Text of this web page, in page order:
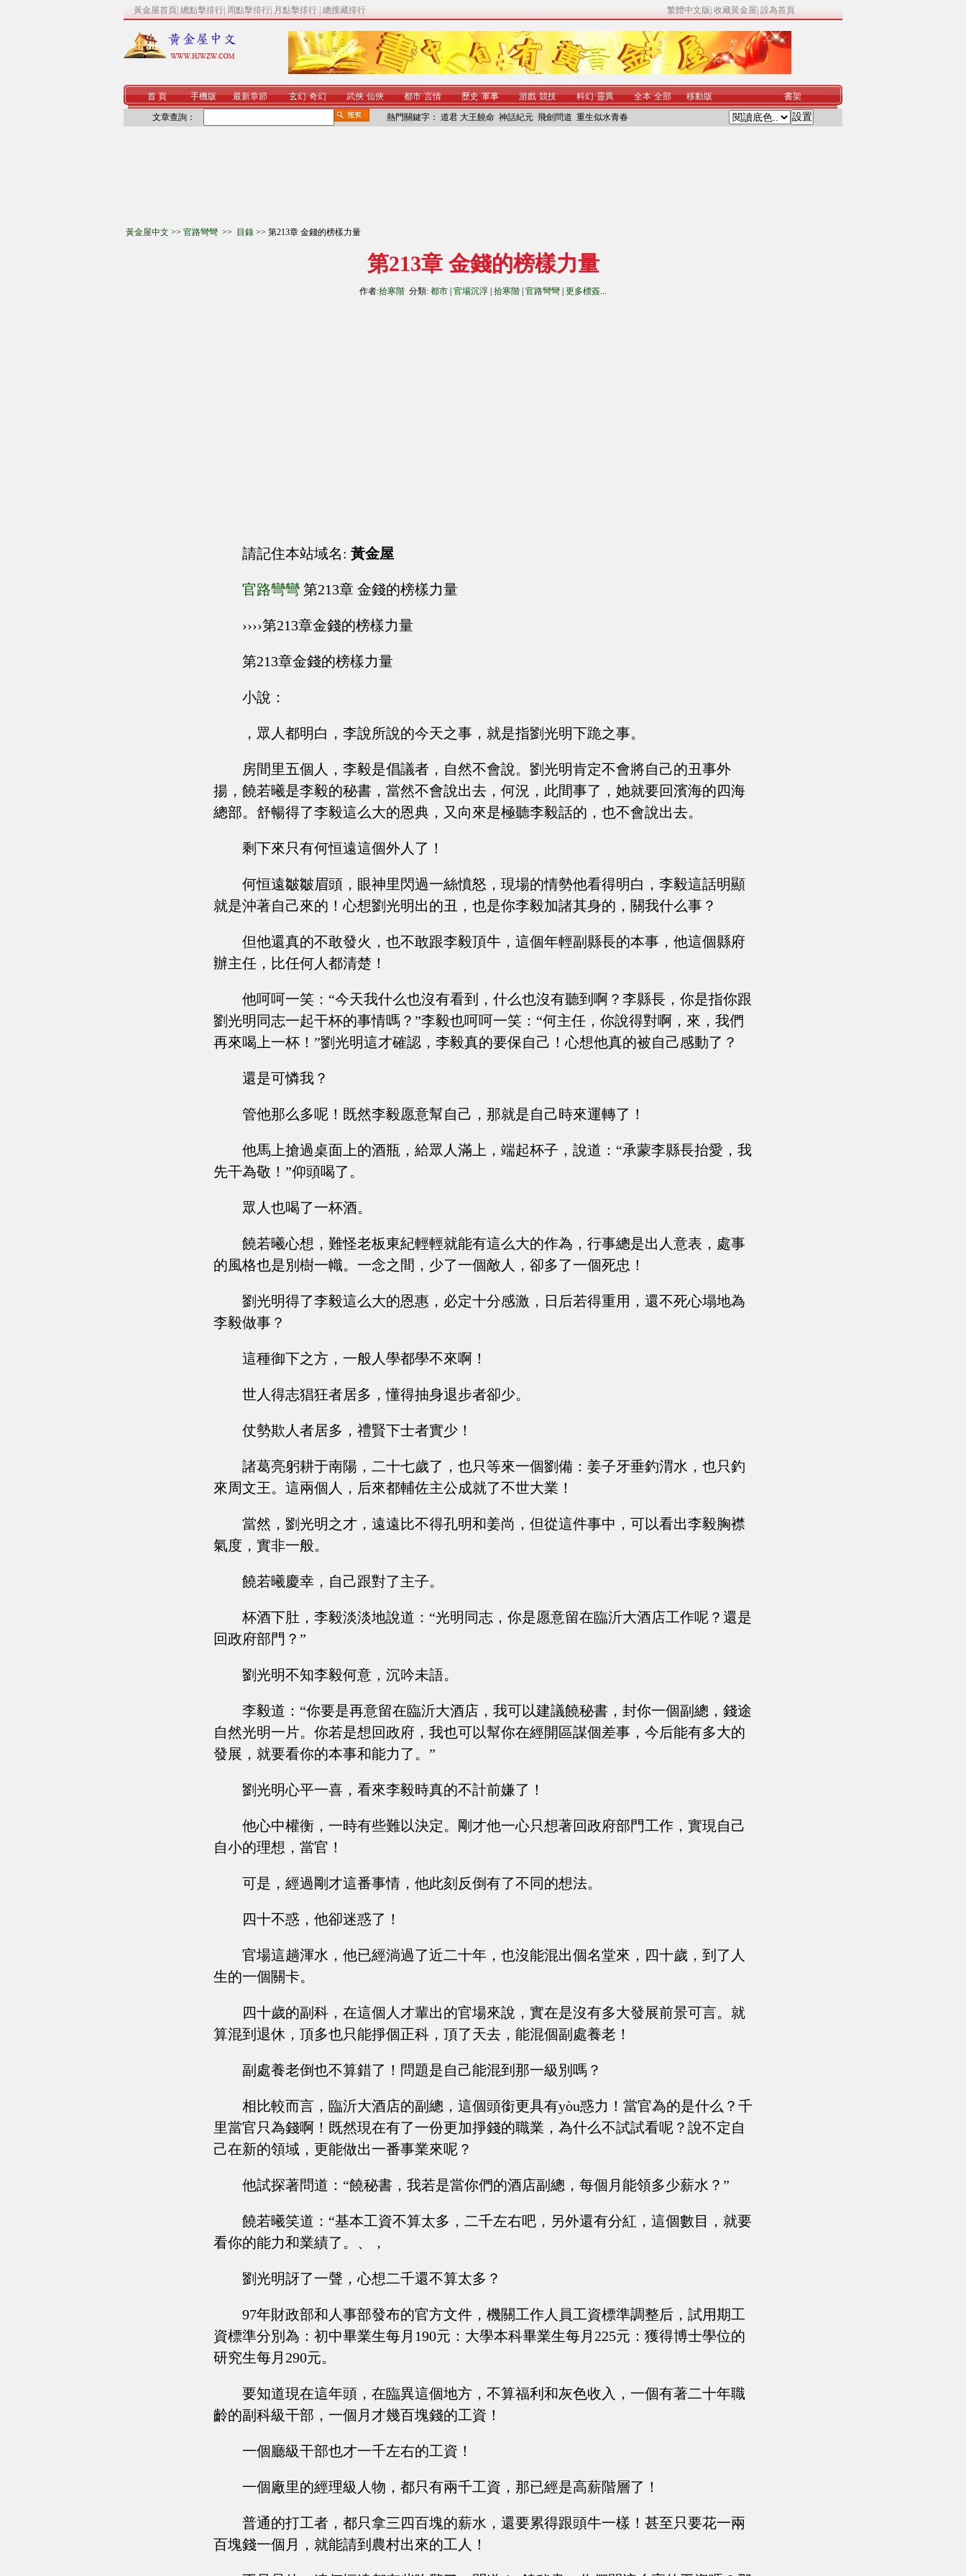
黃金屋首頁 總點擊排行 周點擊排行 月點擊排行 總搜藏排行 繁體中文版 收藏黃金屋 設為首頁
首 頁 手機版 最新章節 玄幻·奇幻 武俠·仙俠 都市·言情 歷史·軍事 游戲·競技 科幻·靈異 全本·全部 移動版 書架
文章查詢： 熱門關鍵字： 道君 大王饒命 神話紀元 飛劍問道 重生似水青春
黃金屋中文 >> 官路彎彎 >> 目錄 >> 第213章 金錢的榜樣力量
第213章 金錢的榜樣力量
作者:拾寒階 分類: 都市 官場沉浮 拾寒階 官路彎彎 更多標簽...
請記住本站域名: 黃金屋
官路彎彎 第213章 金錢的榜樣力量
››››第213章金錢的榜樣力量
第213章金錢的榜樣力量
小說：
，眾人都明白，李說所說的今天之事，就是指劉光明下跪之事。
房間里五個人，李毅是倡議者，自然不會說。劉光明肯定不會將自己的丑事外
揚，饒若曦是李毅的秘書，當然不會說出去，何況，此間事了，她就要回濱海的四海
總部。舒暢得了李毅這么大的恩典，又向來是極聽李毅話的，也不會說出去。
剩下來只有何恒遠這個外人了！
何恒遠皺皺眉頭，眼神里閃過一絲憤怒，現場的情勢他看得明白，李毅這話明顯
就是沖著自己來的！心想劉光明出的丑，也是你李毅加諸其身的，關我什么事？
但他還真的不敢發火，也不敢跟李毅頂牛，這個年輕副縣長的本事，他這個縣府
辦主任，比任何人都清楚！
他呵呵一笑：“今天我什么也沒有看到，什么也沒有聽到啊？李縣長，你是指你跟
劉光明同志一起干杯的事情嗎？”李毅也呵呵一笑：“何主任，你說得對啊，來，我們
再來喝上一杯！”劉光明這才確認，李毅真的要保自己！心想他真的被自己感動了？
還是可憐我？
管他那么多呢！既然李毅愿意幫自己，那就是自己時來運轉了！
他馬上搶過桌面上的酒瓶，給眾人滿上，端起杯子，說道：“承蒙李縣長抬愛，我
先干為敬！”仰頭喝了。
眾人也喝了一杯酒。
饒若曦心想，難怪老板東紀輕輕就能有這么大的作為，行事總是出人意表，處事
的風格也是別樹一幟。一念之間，少了一個敵人，卻多了一個死忠！
劉光明得了李毅這么大的恩惠，必定十分感激，日后若得重用，還不死心塌地為
李毅做事？
這種御下之方，一般人學都學不來啊！
世人得志猖狂者居多，懂得抽身退步者卻少。
仗勢欺人者居多，禮賢下士者實少！
諸葛亮躬耕于南陽，二十七歲了，也只等來一個劉備：姜子牙垂釣渭水，也只釣
來周文王。這兩個人，后來都輔佐主公成就了不世大業！
當然，劉光明之才，遠遠比不得孔明和姜尚，但從這件事中，可以看出李毅胸襟
氣度，實非一般。
饒若曦慶幸，自己跟對了主子。
杯酒下肚，李毅淡淡地說道：“光明同志，你是愿意留在臨沂大酒店工作呢？還是
回政府部門？”
劉光明不知李毅何意，沉吟未語。
李毅道：“你要是再意留在臨沂大酒店，我可以建議饒秘書，封你一個副總，錢途
自然光明一片。你若是想回政府，我也可以幫你在經開區謀個差事，今后能有多大的
發展，就要看你的本事和能力了。”
劉光明心平一喜，看來李毅時真的不計前嫌了！
他心中權衡，一時有些難以決定。剛才他一心只想著回政府部門工作，實現自己
自小的理想，當官！
可是，經過剛才這番事情，他此刻反倒有了不同的想法。
四十不惑，他卻迷惑了！
官場這趟渾水，他已經淌過了近二十年，也沒能混出個名堂來，四十歲，到了人
生的一個關卡。
四十歲的副科，在這個人才輩出的官場來說，實在是沒有多大發展前景可言。就
算混到退休，頂多也只能掙個正科，頂了天去，能混個副處養老！
副處養老倒也不算錯了！問題是自己能混到那一級別嗎？
相比較而言，臨沂大酒店的副總，這個頭銜更具有yòu惑力！當官為的是什么？千
里當官只為錢啊！既然現在有了一份更加掙錢的職業，為什么不試試看呢？說不定自
己在新的領域，更能做出一番事業來呢？
他試探著問道：“饒秘書，我若是當你們的酒店副總，每個月能領多少薪水？”
饒若曦笑道：“基本工資不算太多，二千左右吧，另外還有分紅，這個數目，就要
看你的能力和業績了。、，
劉光明訝了一聲，心想二千還不算太多？
97年財政部和人事部發布的官方文件，機關工作人員工資標準調整后，試用期工
資標準分別為：初中畢業生每月190元：大學本科畢業生每月225元：獲得博士學位的
研究生每月290元。
要知道現在這年頭，在臨異這個地方，不算福利和灰色收入，一個有著二十年職
齡的副科級干部，一個月才幾百塊錢的工資！
一個廳級干部也才一千左右的工資！
一個廠里的經理級人物，都只有兩千工資，那已經是高薪階層了！
普通的打工者，都只拿三四百塊的薪水，還要累得跟頭牛一樣！甚至只要花一兩
百塊錢一個月，就能請到農村出來的工人！